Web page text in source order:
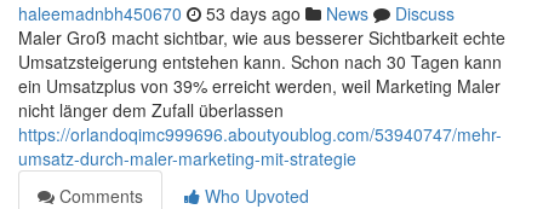
haleemadnbh450670 53 days ago News
Discuss
Maler Groß macht sichtbar, wie aus besserer Sichtbarkeit echte
Umsatzsteigerung entstehen kann. Schon nach 30 Tagen kann
ein Umsatzplus von 39% erreicht werden, weil Marketing Maler
nicht länger dem Zufall überlassen
https://orlandoqimc999696.aboutyoublog.com/53940747/mehr-
umsatz-durch-maler-marketing-mit-strategie
Comments
Who Upvoted